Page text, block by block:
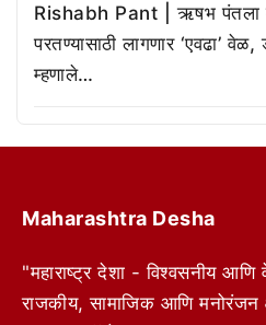
Rishabh Pant | ऋषभ पंतला
परतण्यासाठी लागणार ‘एवढा’ वेळ,
म्हणाले…
Maharashtra Desha
"महाराष्ट्र देशा - विश्वसनीय आणि
राजकीय, सामाजिक आणि मनोरंजन